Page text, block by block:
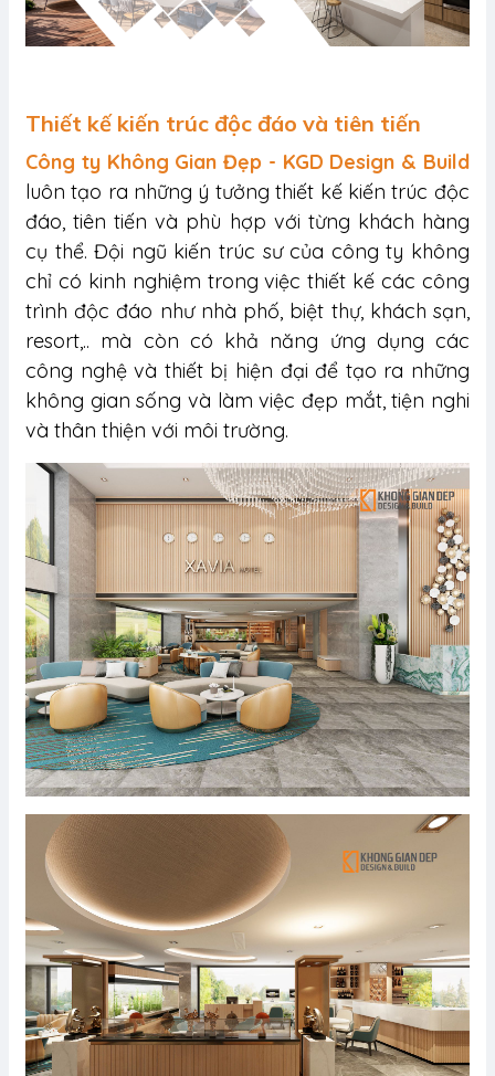
Thiết kế kiến trúc độc đáo và tiên tiến
Công ty Không Gian Đẹp - KGD Design & Build
luôn tạo ra những ý tưởng thiết kế kiến trúc độc
đáo, tiên tiến và phù hợp với từng khách hàng
cụ thể. Đội ngũ kiến trúc sư của công ty không
chỉ có kinh nghiệm trong việc thiết kế các công
trình độc đáo như nhà phố, biệt thự, khách sạn,
resort,.. mà còn có khả năng ứng dụng các
công nghệ và thiết bị hiện đại để tạo ra những
không gian sống và làm việc đẹp mắt, tiện nghi
và thân thiện với môi trường.